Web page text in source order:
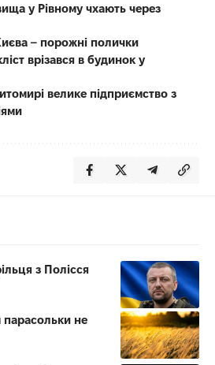
у Рівному чхають через
– порожні полички
врізався в будинок у
велике підприємство з
з Полісся
парасольки не